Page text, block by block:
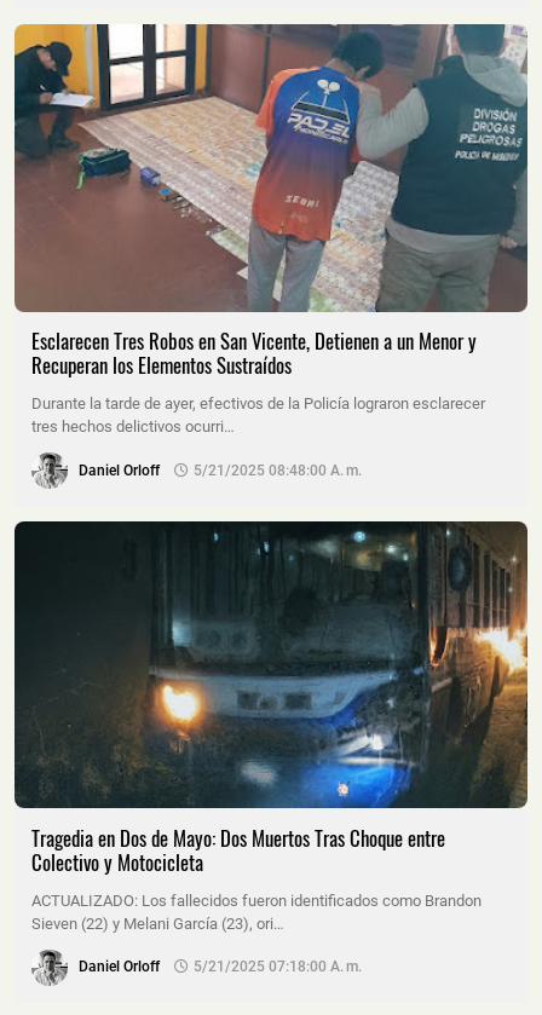
Esclarecen Tres Robos en San Vicente, Detienen a un Menor y
Recuperan los Elementos Sustraídos
Durante la tarde de ayer, efectivos de la Policía lograron esclarecer
tres hechos delictivos ocurri…
Daniel Orloff 5/21/2025 08:48:00 A. M.
Tragedia en Dos de Mayo: Dos Muertos Tras Choque entre
Colectivo y Motocicleta
ACTUALIZADO: Los fallecidos fueron identificados como Brandon
Sieven (22) y Melani García (23), ori…
Daniel Orloff 5/21/2025 07:18:00 A. M.